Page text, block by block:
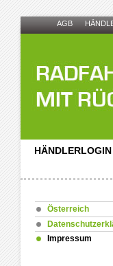
AGB
HÄNDLERLOGIN
Österreich
Impressum